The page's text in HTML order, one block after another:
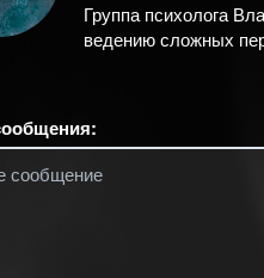
Группа психолога
ведению сложных